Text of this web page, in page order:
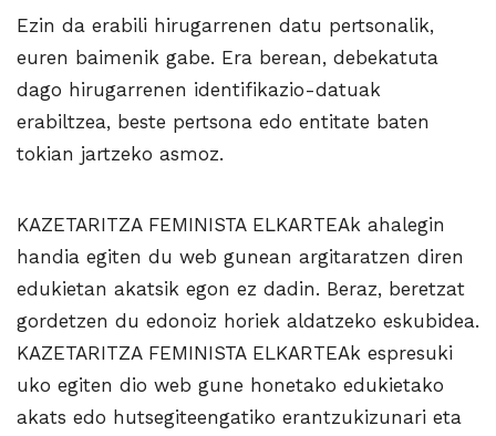
Ezin da erabili hirugarrenen datu pertsonalik,
euren baimenik gabe. Era berean, debekatuta
dago hirugarrenen identifikazio-datuak
erabiltzea, beste pertsona edo entitate baten
tokian jartzeko asmoz.
KAZETARITZA FEMINISTA ELKARTEAk ahalegin
handia egiten du web gunean argitaratzen diren
edukietan akatsik egon ez dadin. Beraz, beretzat
gordetzen du edonoiz horiek aldatzeko eskubidea.
KAZETARITZA FEMINISTA ELKARTEAk espresuki
uko egiten dio web gune honetako edukietako
akats edo hutsegiteengatiko erantzukizunari eta